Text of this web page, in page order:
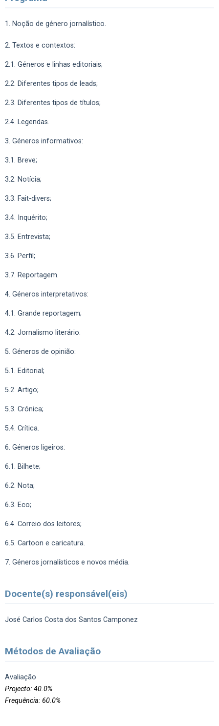
1. Noção de género jornalístico.
2. Textos e contextos:
2.1. Géneros e linhas editoriais;
2.2. Diferentes tipos de leads;
2.3. Diferentes tipos de títulos;
2.4. Legendas.
3. Géneros informativos:
3.1. Breve;
3.2. Notícia;
3.3. Fait-divers;
3.4. Inquérito;
3.5. Entrevista;
3.6. Perfil;
3.7. Reportagem.
4. Géneros interpretativos:
4.1. Grande reportagem;
4.2. Jornalismo literário.
5. Géneros de opinião:
5.1. Editorial;
5.2. Artigo;
5.3. Crónica;
5.4. Crítica.
6. Géneros ligeiros:
6.1. Bilhete;
6.2. Nota;
6.3. Eco;
6.4. Correio dos leitores;
6.5. Cartoon e caricatura.
7. Géneros jornalísticos e novos média.
Docente(s) responsável(eis)
José Carlos Costa dos Santos Camponez
Métodos de Avaliação
Avaliação
Projecto: 40.0%
Frequência: 60.0%